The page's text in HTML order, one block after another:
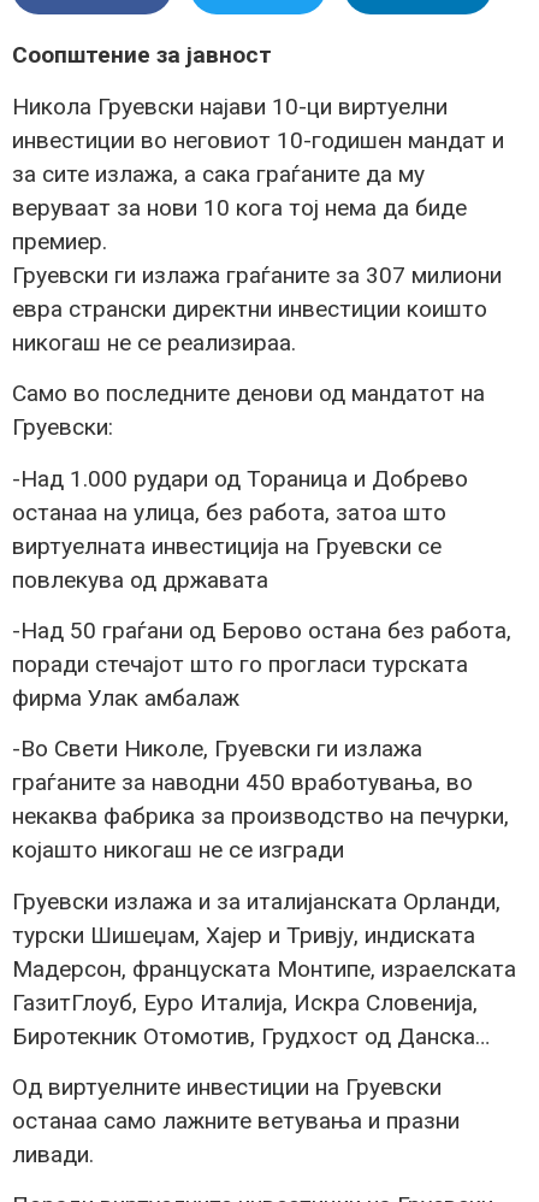
Соопштение за јавност
Никола Груевски најави 10-ци виртуелни
инвестиции во неговиот 10-годишен мандат и
за сите излажа, а сака граѓаните да му
веруваат за нови 10 кога тој нема да биде
премиер.
Груевски ги излажа граѓаните за 307 милиони
евра странски директни инвестиции коишто
никогаш не се реализираа.
Само во последните денови од мандатот на
Груевски:
-Над 1.000 рудари од Тораница и Добрево
останаа на улица, без работа, затоа што
виртуелната инвестиција на Груевски се
повлекува од државата
-Над 50 граѓани од Берово остана без работа,
поради стечајот што го прогласи турската
фирма Улак амбалаж
-Во Свети Николе, Груевски ги излажа
граѓаните за наводни 450 вработувања, во
некаква фабрика за производство на печурки,
којашто никогаш не се изгради
Груевски излажа и за италијанската Орланди,
турски Шишеџам, Хајер и Тривју, индиската
Мадерсон, француската Монтипе, израелската
ГазитГлоуб, Еуро Италија, Искра Словенија,
Биротекник Отомотив, Грудхост од Данска…
Од виртуелните инвестиции на Груевски
останаа само лажните ветувања и празни
ливади.